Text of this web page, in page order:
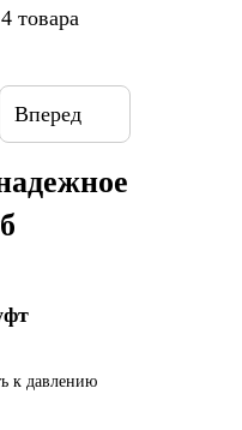
товара
Вперед
к давлению